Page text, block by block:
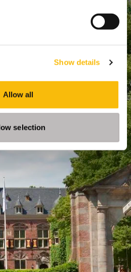
Show details
Allow all
selection
ED A'dam